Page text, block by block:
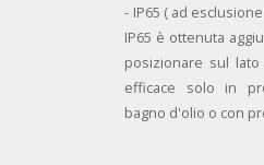
- IP65 ( ad
IP65 è ottenuta
posizionare sul
efficace solo in
bagno d'olio o con